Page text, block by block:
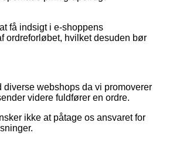
få indsigt i e-shoppens
ordreforløbet, hvilket desuden bør
webshops da vi promoverer
videre fuldfører en ordre.
ikke at påtage os ansvaret for